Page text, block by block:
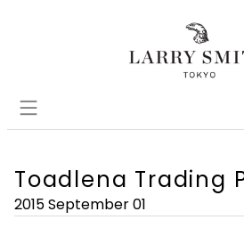
Toadlena Trading
2015 September 01